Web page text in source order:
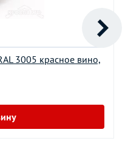
3005 красное вино,